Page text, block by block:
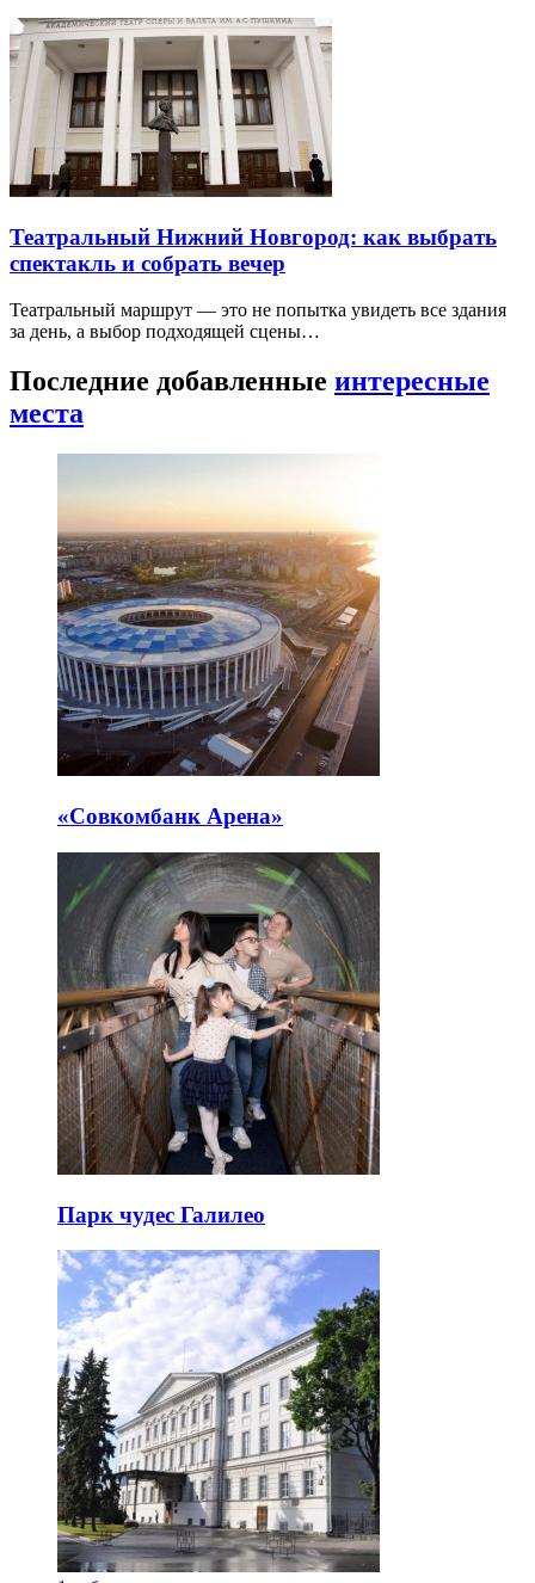
Театральный Нижний Новгород: как выбрать
спектакль и собрать вечер
Театральный маршрут — это не попытка увидеть все здания
за день, а выбор подходящей сцены…
Последние добавленные интересные
места
«Совкомбанк Арена⁠»
Парк чудес Галилео